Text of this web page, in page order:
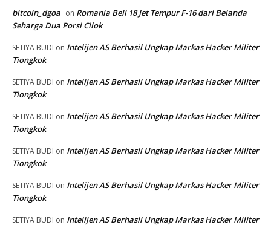
bitcoin_dgoa on Romania Beli 18 Jet Tempur F-16 dari Belanda
Seharga Dua Porsi Cilok
SETIYA BUDI on Intelijen AS Berhasil Ungkap Markas Hacker Militer
Tiongkok
SETIYA BUDI on Intelijen AS Berhasil Ungkap Markas Hacker Militer
Tiongkok
SETIYA BUDI on Intelijen AS Berhasil Ungkap Markas Hacker Militer
Tiongkok
SETIYA BUDI on Intelijen AS Berhasil Ungkap Markas Hacker Militer
Tiongkok
SETIYA BUDI on Intelijen AS Berhasil Ungkap Markas Hacker Militer
Tiongkok
SETIYA BUDI on Intelijen AS Berhasil Ungkap Markas Hacker Militer